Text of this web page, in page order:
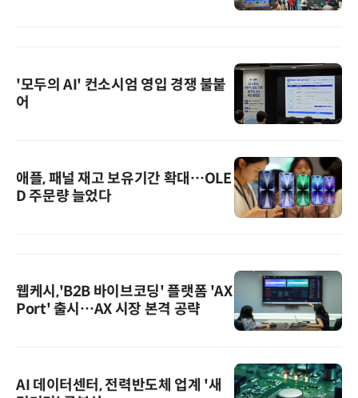
'모두의 AI' 컨소시엄 영입 경쟁 불붙
어
애플, 패널 재고 보유기간 확대…OLE
D 주문량 늘었다
웹케시,'B2B 바이브코딩' 플랫폼 'AX
Port' 출시…AX 시장 본격 공략
AI 데이터센터, 전력반도체 업계 '새